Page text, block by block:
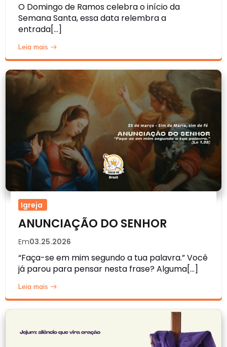
O Domingo de Ramos celebra o início da
Semana Santa, essa data relembra a
entrada[…]
Leia mais
Igreja
ANUNCIAÇÃO DO SENHOR
Em03.25.2026
“Faça-se em mim segundo a tua palavra.” Você
já parou para pensar nesta frase? Alguma[…]
Leia mais